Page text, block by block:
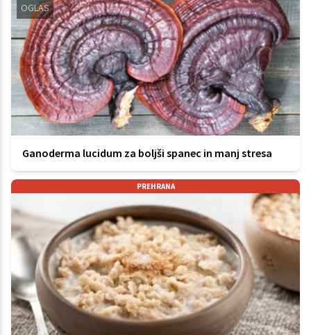
OGLAS
Ganoderma lucidum za boljši spanec in manj stresa
PREHRANA